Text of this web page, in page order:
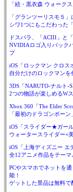
「続・黒衣森 ウォーク
「グランツーリスモ５
シワ1つにもこだわった
ドスパラ、「ACIII」と
NVIDIAロゴ入りバック
プ
iOS「ロックマン クロス
自分だけのロックマンを
3DS「NARUTO-ナルト-
2つの物語が楽しめるW
Xbox 360「The Elder
「最初のドラゴンボー
iOS「スライダー★ガー
ウォータースライダー×
iOS「上海ディズニー エ
全12アニメ作品をテー
PCやスマホでネットを
能！
ゲットした景品は無料で